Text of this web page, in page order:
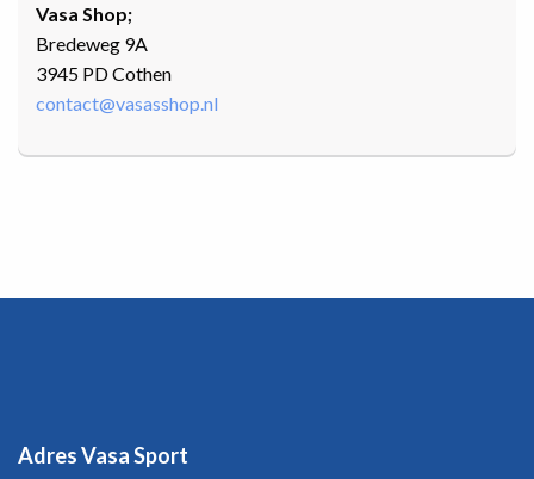
Vasa Shop;
Bredeweg 9A
3945 PD Cothen
contact@vasasshop.nl
Adres Vasa Sport